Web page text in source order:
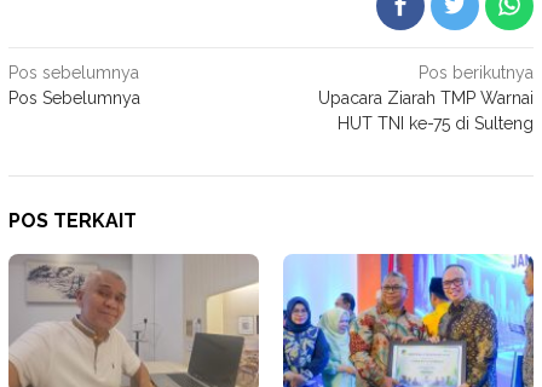
Navigasi
pos
Pos sebelumnya
Pos Sebelumnya
Pos berikutnya
Upacara Ziarah TMP Warnai
HUT TNI ke-75 di Sulteng
POS TERKAIT